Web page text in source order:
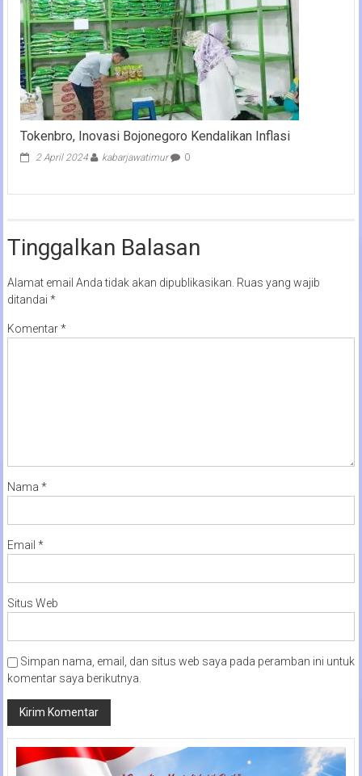
Tokenbro, Inovasi Bojonegoro Kendalikan Inflasi
2 April 2024 kabarjawatimur 0
Tinggalkan Balasan
Alamat email Anda tidak akan dipublikasikan. Ruas yang wajib
ditandai *
Komentar*
Nama *
Email *
Situs Web
Simpan nama, email, dan situs web saya pada peramban ini untuk
komentar saya berikutnya.